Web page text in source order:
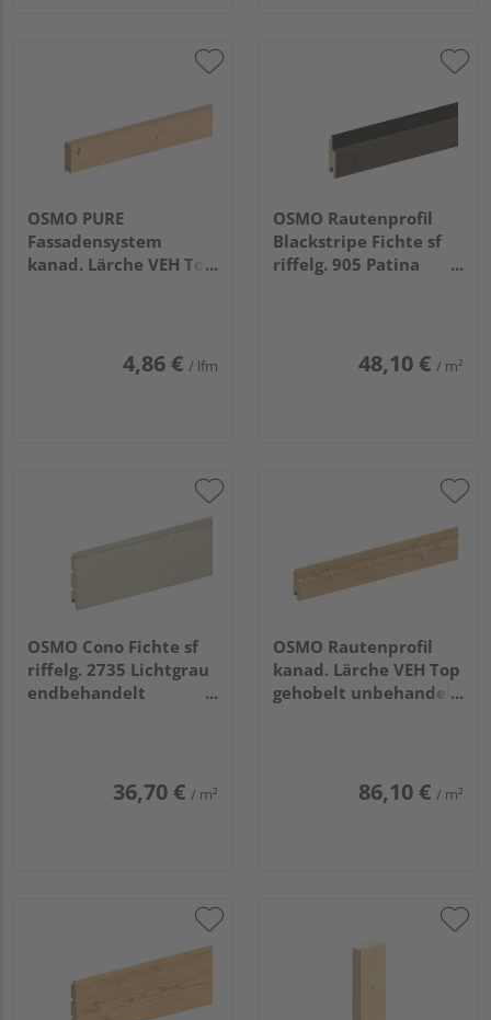
OSMO PURE
Fassadensystem
kanad. Lärche VEH Top
4,86 € / lfm
OSMO Rautenprofil
Blackstripe Fichte sf
riffelg. 905 Patina
48,10 € / m²
OSMO Cono Fichte sf
riffelg. 2735 Lichtgrau
endbehandelt
36,70 € / m²
OSMO Rautenprofil
kanad. Lärche VEH Top
gehobelt unbehandelt
86,10 € / m²